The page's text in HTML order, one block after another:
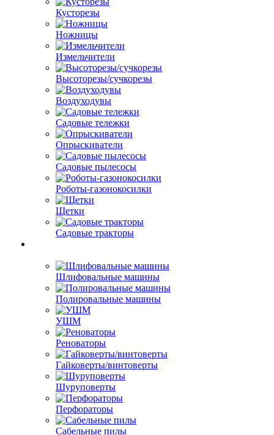
Кусторезы
Ножницы
Измельчители
Высоторезы/сучкорезы
Воздуходувы
Садовые тележки
Опрыскиватели
Садовые пылесосы
Роботы-газонокосилки
Щетки
Садовые тракторы
Шлифовальные машины
Полировальные машины
УШМ
Реноваторы
Гайковерты/винтоверты
Шуруповерты
Перфораторы
Сабельные пилы